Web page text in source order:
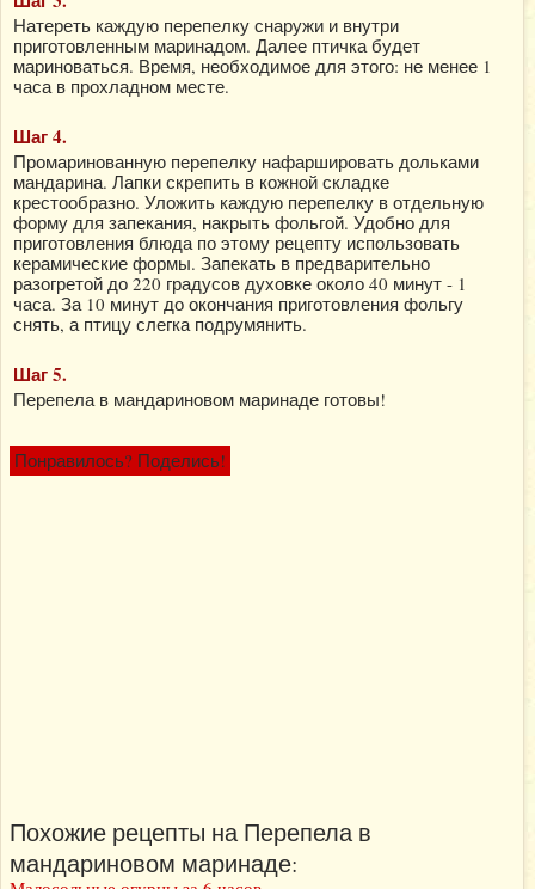
Натереть каждую перепелку снаружи и внутри
приготовленным маринадом. Далее птичка будет
мариноваться. Время, необходимое для этого: не менее 1
часа в прохладном месте.
Шаг 4.
Промаринованную перепелку нафаршировать дольками
мандарина. Лапки скрепить в кожной складке
крестообразно. Уложить каждую перепелку в отдельную
форму для запекания, накрыть фольгой. Удобно для
приготовления блюда по этому рецепту использовать
керамические формы. Запекать в предварительно
разогретой до 220 градусов духовке около 40 минут - 1
часа. За 10 минут до окончания приготовления фольгу
снять, а птицу слегка подрумянить.
Шаг 5.
Перепела в мандариновом маринаде готовы!
Понравилось? Поделись!
Похожие рецепты на Перепела в
мандариновом маринаде: